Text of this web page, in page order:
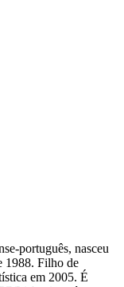
português, nasceu
1988. Filho de
em 2005. É